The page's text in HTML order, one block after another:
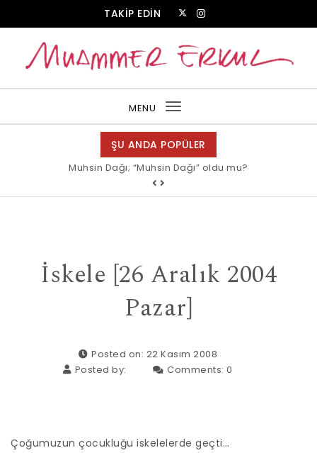
TAKİP EDİN
MENU
Toggle
navigation
ŞU ANDA POPÜLER
Muhsin Dağı; “Muhsin Dağı” oldu mu?
İskele [26 Aralık 2004
Pazar]
Posted on: 22 Kasım 2008
Posted by:
Comments:0
Çoğumuzun çocukluğu iskelelerde geçti…